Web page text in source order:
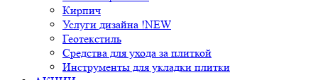
Кирпич
Услуги дизайна !NEW
Геотекстиль
Средства для ухода за плиткой
Инструменты для укладки плитки